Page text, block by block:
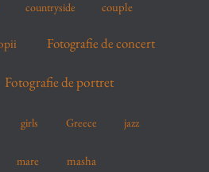
countryside couple
Fotografie de concert
Fotografie de portret
girls Greece jazz
mare masha